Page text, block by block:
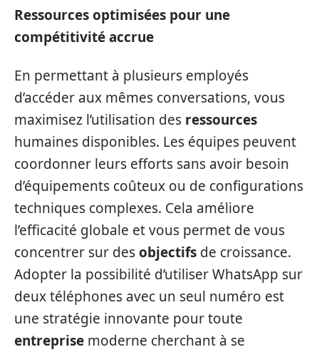
Ressources optimisées pour une
compétitivité accrue
En permettant à plusieurs employés
d’accéder aux mêmes conversations, vous
maximisez l’utilisation des ressources
humaines disponibles. Les équipes peuvent
coordonner leurs efforts sans avoir besoin
d’équipements coûteux ou de configurations
techniques complexes. Cela améliore
l’efficacité globale et vous permet de vous
concentrer sur desobjectifs de croissance.
Adopter la possibilité d’utiliser WhatsApp sur
deux téléphones avec un seul numéro est
une stratégie innovante pour toute
entreprise moderne cherchant à se